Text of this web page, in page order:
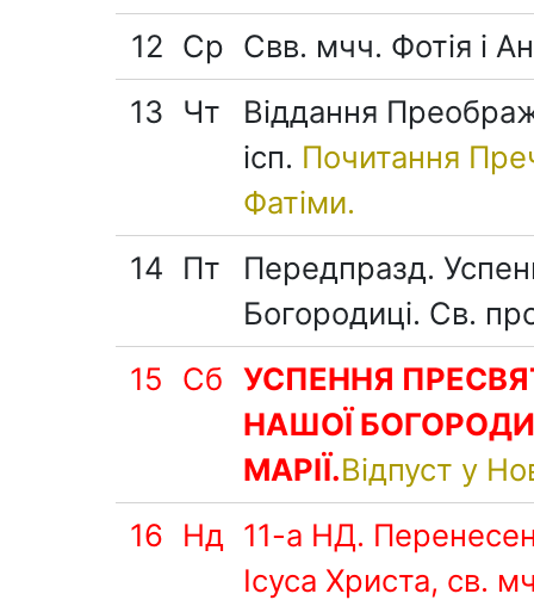
12 Ср Свв. мчч. Фотія і
13
Чт
Віддання
ісп. Почитання
Фатіми.
14
Пт
Передпразд.
Богородиці. Св.
15
Сб УСПЕННЯ
НАШОЇ
МАРІЇ.Відпуст у
16
Нд 11-а НД.
Ісуса Христа, св.